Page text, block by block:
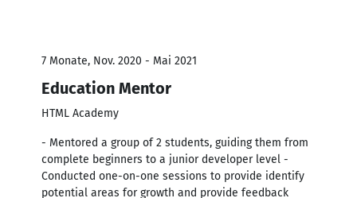
7 Monate, Nov. 2020 - Mai 2021
Education Mentor
HTML Academy
- Mentored a group of 2 students, guiding them from
complete beginners to a junior developer level -
Conducted one-on-one sessions to provide identify
potential areas for growth and provide feedback